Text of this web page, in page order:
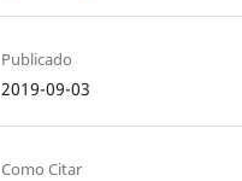
Publicado
2019-09-03
Como Citar